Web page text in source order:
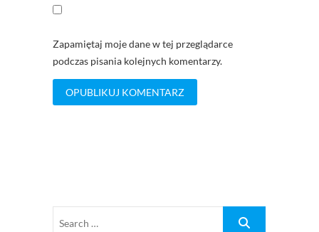
Zapamiętaj moje dane w tej przeglądarce
podczas pisania kolejnych komentarzy.